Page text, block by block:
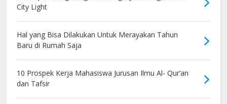
City Light
Hal yang Bisa Dilakukan Untuk Merayakan Tahun
Baru di Rumah Saja
10 Prospek Kerja Mahasiswa Jurusan Ilmu Al- Qur’an
dan Tafsir